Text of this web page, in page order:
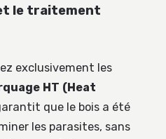
le traitement
exclusivement les
HT (Heat
que le bois a été
les parasites, sans